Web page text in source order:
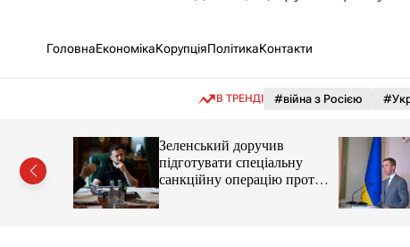
ГоловнаЕкономікаКорупціяПолітикаКонтакти
В ТРЕНДІ #війна з Росією
Зеленський доручив
підготувати спеціальну
санкційну операцію проти
з 1 вересня зарплати
педагогів зростуть на 20